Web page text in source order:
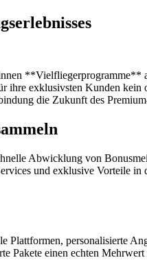
**Vielfliegerprogramme**
exklusivsten Kunden
die Zukunft des
Abwicklung von
und exklusive Vorteile
personalisierte
Pakete einen echten